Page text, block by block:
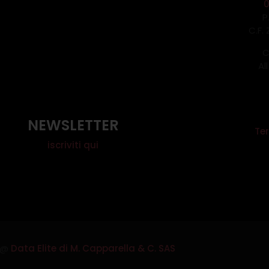
NEWSLETTER
iscriviti qui
Data Elite di M. Capparella & C. SAS